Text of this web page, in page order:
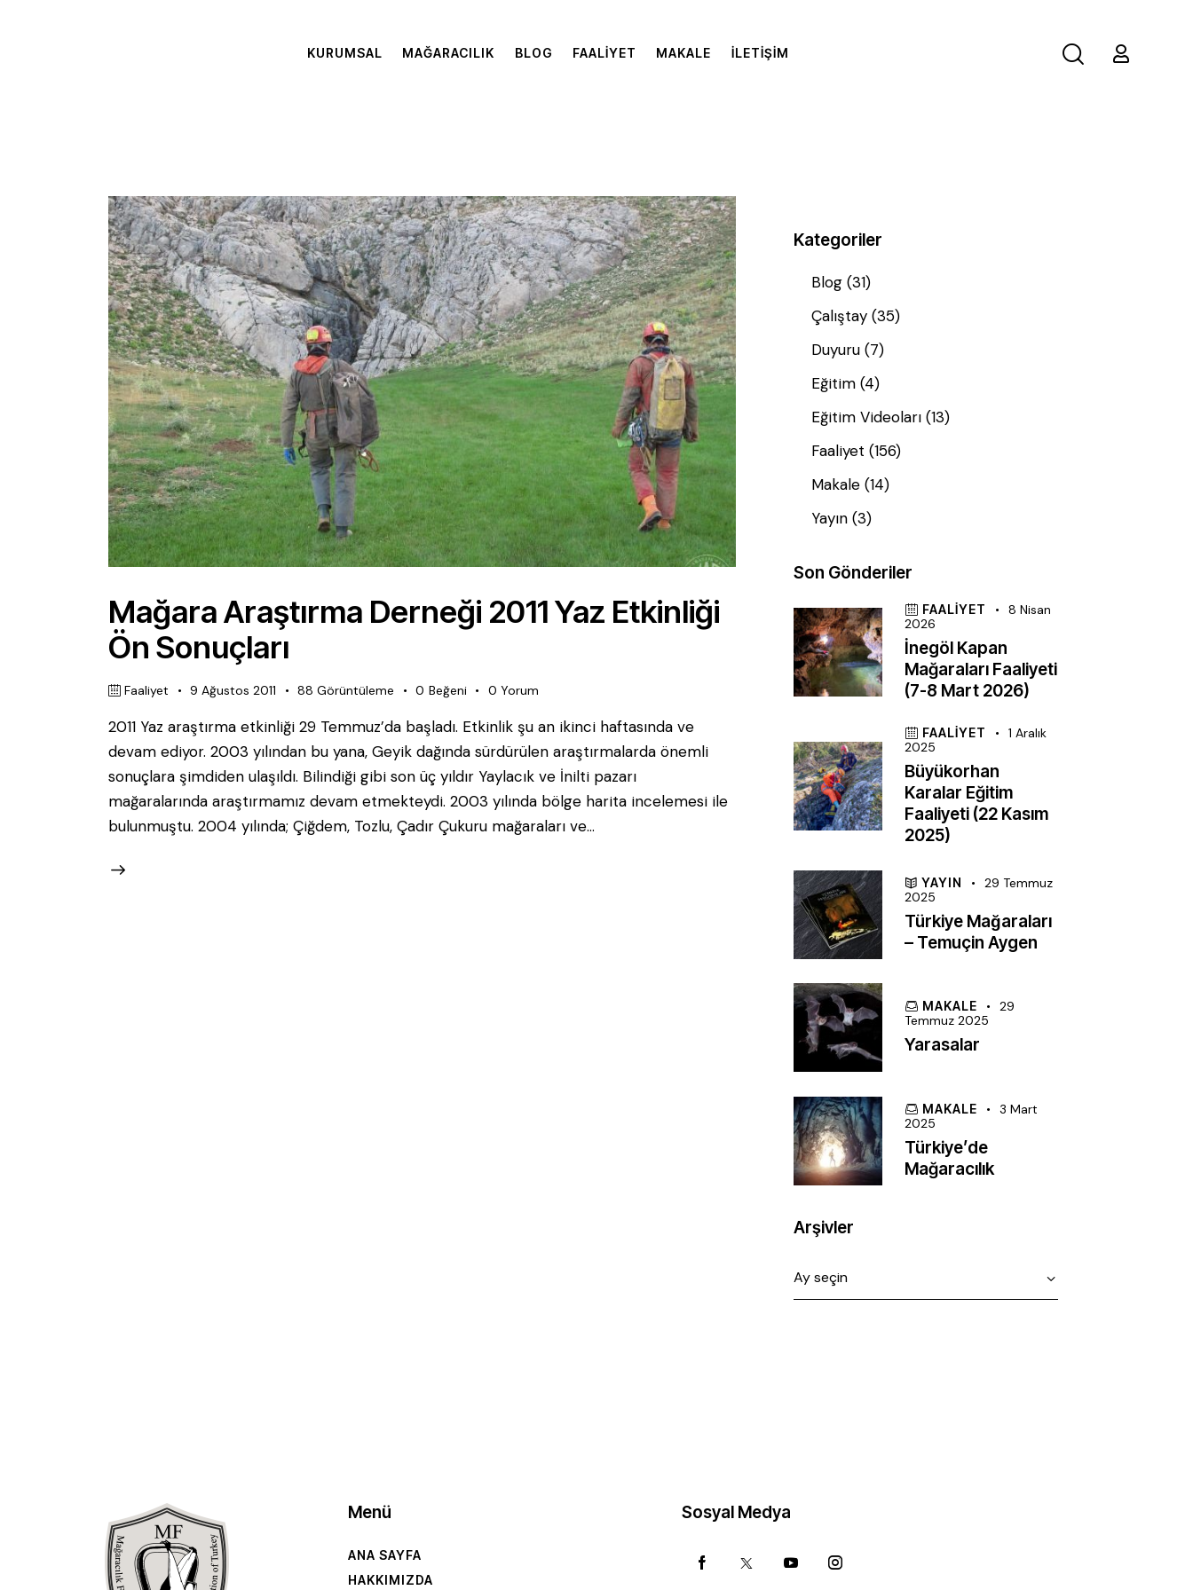
KURUMSAL MAĞARACILIK BLOG FAALIYET MAKALE İLETIŞIM
Mağara Araştırma Derneği 2011 Yaz Etkinliği
Ön Sonuçları
Faaliyet 9 Ağustos 2011 88 Görüntüleme 0 Beğeni 0 Yorum
2011 Yaz araştırma etkinliği 29 Temmuz’da başladı. Etkinlik şu an ikinci haftasında ve
devam ediyor. 2003 yılından bu yana, Geyik dağında sürdürülen araştırmalarda önemli
sonuçlara şimdiden ulaşıldı. Bilindiği gibi son üç yıldır Yaylacık ve İnilti pazarı
mağaralarında araştırmamız devam etmekteydi. 2003 yılında bölge harita incelemesi ile
bulunmuştu. 2004 yılında; Çiğdem, Tozlu, Çadır Çukuru mağaraları ve…
Kategoriler
Blog (31)
Çalıştay (35)
Duyuru (7)
Eğitim (4)
Eğitim Videoları (13)
Faaliyet (156)
Makale (14)
Yayın (3)
Son Gönderiler
FAALIYET
8 Nisan
2026
İnegöl Kapan
Mağaraları Faaliyeti
(7-8 Mart 2026)
FAALIYET
1 Aralık
2025
Büyükorhan
Karalar Eğitim
Faaliyeti (22 Kasım
2025)
YAYIN
29 Temmuz
2025
Türkiye Mağaraları
– Temuçin Aygen
MAKALE
29
Temmuz 2025
Yarasalar
MAKALE
3 Mart
2025
Türkiye’de
Mağaracılık
Arşivler
Menü
ANA SAYFA
HAKKIMIZDA
Sosyal Medya